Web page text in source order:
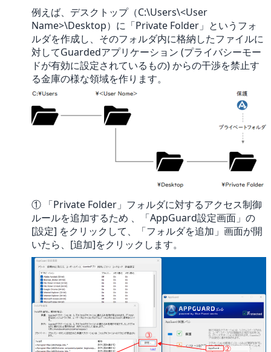
例えば、デスクトップ（C:\Users\<User
Name>\Desktop）に「Private Folder」というフォ
ルダを作成し、そのフォルダ内に格納したファイルに
対してGuardedアプリケーション (プライバシーモー
ドが有効に設定されているもの) からの干渉を禁止す
る金庫の様な領域を作ります。
① 「Private Folder」フォルダに対するアクセス制御
ルールを追加するため 、「AppGuard設定画面」の
[設定] をクリックして、「フォルダを追加」画面が開
いたら、[追加]をクリックします。